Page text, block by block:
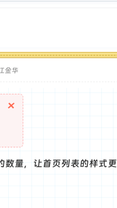
金华
×
数量，让首页列表的样式更